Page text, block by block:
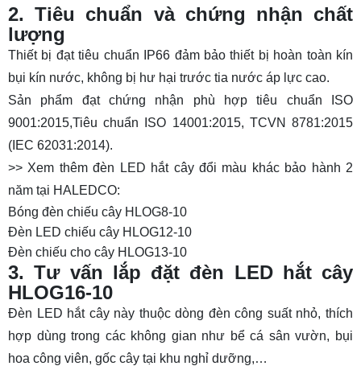
2. Tiêu chuẩn và chứng nhận chất
lượng
Thiết bị đạt tiêu chuẩn IP66 đảm bảo thiết bị hoàn toàn kín
bụi kín nước, không bị hư hại trước tia nước áp lực cao.
Sản phẩm đạt chứng nhận phù hợp tiêu chuẩn ISO
9001:2015,Tiêu chuẩn ISO 14001:2015, TCVN 8781:2015
(IEC 62031:2014).
>> Xem thêm đèn LED hắt cây đổi màu khác bảo hành 2
năm tại HALEDCO:
Bóng đèn chiếu cây HLOG8-10
Đèn LED chiếu cây HLOG12-10
Đèn chiếu cho cây HLOG13-10
3. Tư vấn lắp đặt đèn LED hắt cây
HLOG16-10
Đèn LED hắt cây này thuộc dòng đèn công suất nhỏ, thích
hợp dùng trong các không gian như bể cá sân vườn, bụi
hoa công viên, gốc cây tại khu nghỉ dưỡng,…